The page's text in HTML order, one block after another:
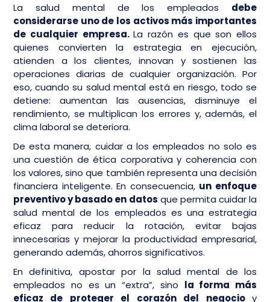
La salud mental de los empleados debe
considerarse uno de los activos más importantes
de cualquier empresa.La razón es que son ellos
quienes convierten la estrategia en ejecución,
atienden a los clientes, innovan y sostienen las
operaciones diarias de cualquier organización. Por
eso, cuando su salud mental está en riesgo, todo se
detiene: aumentan las ausencias, disminuye el
rendimiento, se multiplican los errores y, además, el
clima laboral se deteriora.
De esta manera, cuidar a los empleados no solo es
una cuestión de ética corporativa y coherencia con
los valores, sino que también representa una decisión
financiera inteligente. En consecuencia, un enfoque
preventivo y basado en datos que permita cuidar la
salud mental de los empleados es una estrategia
eficaz para reducir la rotación, evitar bajas
innecesarias y mejorar la productividad empresarial,
generando además, ahorros significativos.
En definitiva, apostar por la salud mental de los
empleados no es un “extra”, sino la forma más
eficaz de proteger el corazón del negocio y